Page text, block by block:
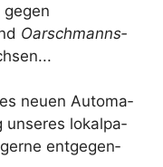
Oar­sch­manns­
neu­en Au­to­ma­
un­se­res lo­kal­pa­
ent­ge­gen­